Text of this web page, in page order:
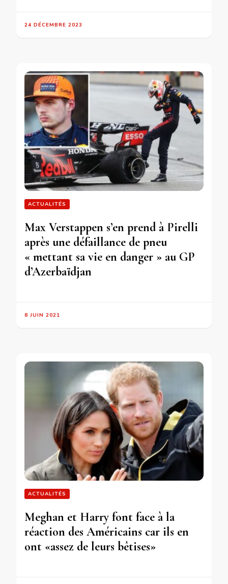
24 DÉCEMBRE 2023
ACTUALITÉS
Max Verstappen s’en prend à Pirelli
après une défaillance de pneu
« mettant sa vie en danger » au GP
d’Azerbaïdjan
8 JUIN 2021
ACTUALITÉS
Meghan et Harry font face à la
réaction des Américains car ils en
ont «assez de leurs bêtises»